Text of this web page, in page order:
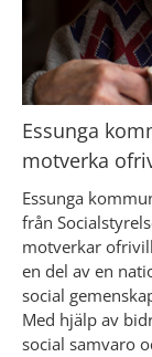
Essunga
motverka
Essunga
från
motverkar
en del av en
social
Med hjälp av
social samvaro